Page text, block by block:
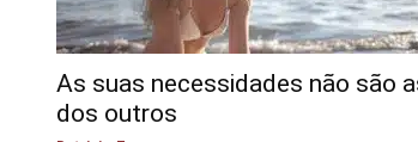
As suas necessidades não são
dos outros